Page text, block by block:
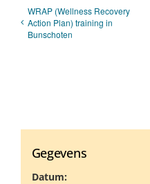
WRAP (Wellness Recovery
Action Plan) training in
Bunschoten
Gegevens
Datum: